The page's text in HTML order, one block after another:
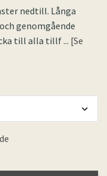
nedtill. Långa
genomgående
till alla tillf ... [Se